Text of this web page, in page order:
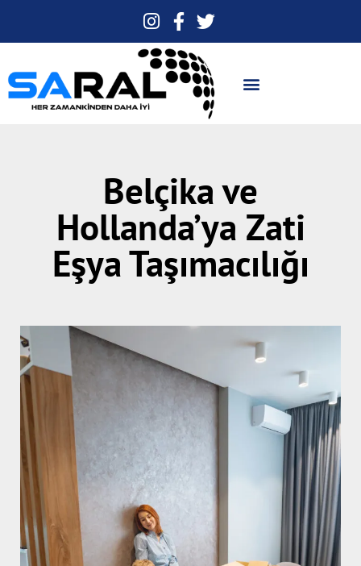
Belçika ve
Hollanda’ya Zati
Eşya Taşımacılığı